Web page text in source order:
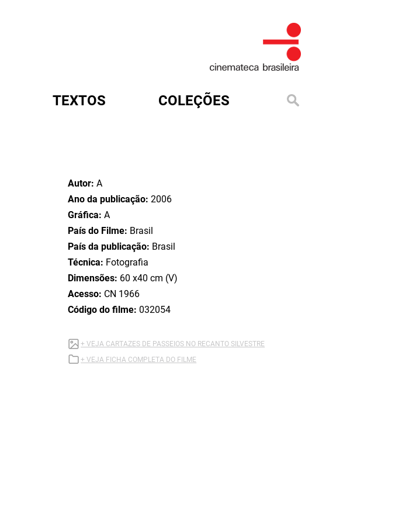
TEXTOS COLEÇÕES
Autor:A
Ano da publicação:2006
Gráfica:A
País do Filme: Brasil
País da publicação: Brasil
Técnica: Fotografia
Dimensões: 60 x40 cm (V)
Acesso: CN 1966
Código do filme:032054
+ VEJA CARTAZES DE PASSEIOS NO RECANTO SILVESTRE
+ VEJA FICHA COMPLETA DO FILME